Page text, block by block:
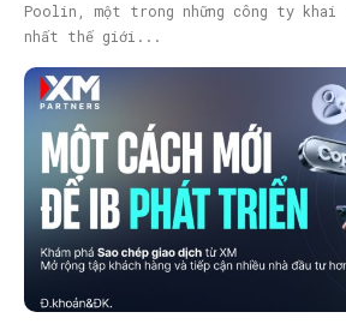
Poolin, một trong những công ty
nhất thế giới...